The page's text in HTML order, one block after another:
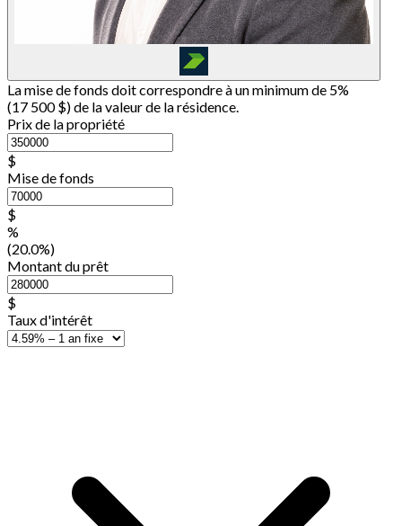
La mise de fonds doit correspondre à un minimum de 5%
(17 500 $) de la valeur de la résidence.
Prix de la propriété
$
Mise de fonds
$
%
(20.0%)
Montant du prêt
$
Taux d'intérêt